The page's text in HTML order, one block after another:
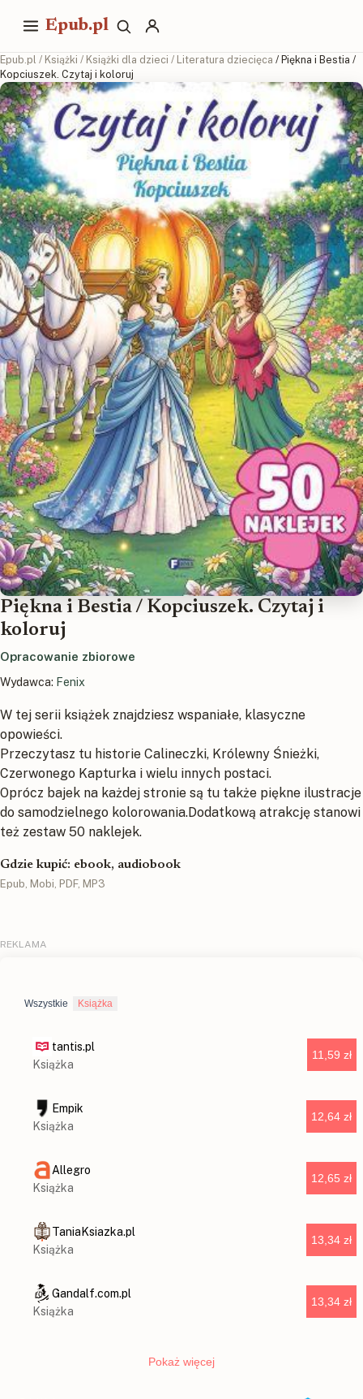
Epub.pl
Epub.pl / Książki / Książki dla dzieci / Literatura dziecięca / Piękna i Bestia /
Kopciuszek. Czytaj i koloruj
Piękna i Bestia / Kopciuszek. Czytaj i
koloruj
Opracowanie zbiorowe
Wydawca: Fenix
W tej serii książek znajdziesz wspaniałe, klasyczne
opowieści.
Przeczytasz tu historie Calineczki, Królewny Śnieżki,
Czerwonego Kapturka i wielu innych postaci.
Oprócz bajek na każdej stronie są tu także piękne ilustracje
do samodzielnego kolorowania.Dodatkową atrakcję stanowi
też zestaw 50 naklejek.
Gdzie kupić: ebook, audiobook
Epub, Mobi, PDF, MP3